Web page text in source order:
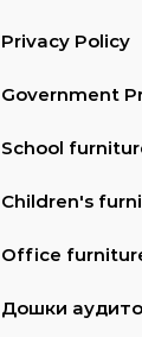
Privacy Policy
Government
School
Children's
Office
Дошки